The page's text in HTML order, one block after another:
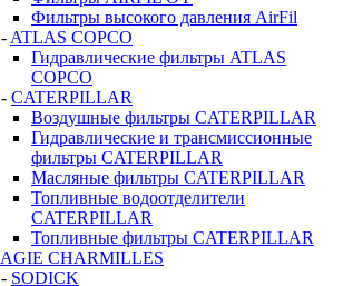
Фильтры высокого давления AirFil
- ATLAS COPCO
Гидравлические фильтры ATLAS
COPCO
- CATERPILLAR
Воздушные фильтры CATERPILLAR
Гидравлические и трансмиссионные
фильтры CATERPILLAR
Масляные фильтры CATERPILLAR
Топливные водоотделители
CATERPILLAR
Топливные фильтры CATERPILLAR
AGIE CHARMILLES
- SODICK